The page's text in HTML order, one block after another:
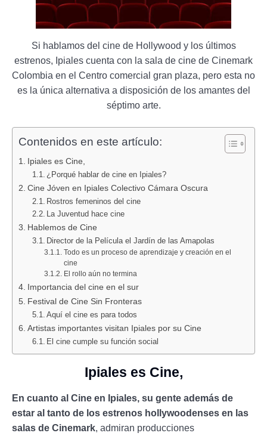
Si hablamos del cine de Hollywood y los últimos
estrenos, Ipiales cuenta con la sala de cine de Cinemark
Colombia en el Centro comercial gran plaza, pero esta no
es la única alternativa a disposición de los amantes del
séptimo arte.
Contenidos en este artículo:
Ipiales es Cine,
¿Porqué hablar de cine en Ipiales?
Cine Jóven en Ipiales Colectivo Cámara Oscura
Rostros femeninos del cine
La Juventud hace cine
Hablemos de Cine
Director de la Película el Jardín de las Amapolas
Todo es un proceso de aprendizaje y creación en el
cine
El rollo aún no termina
Importancia del cine en el sur
Festival de Cine Sin Fronteras
Aquí el cine es para todos
Artistas importantes visitan Ipiales por su Cine
El cine cumple su función social
Ipiales es Cine,
En cuanto al Cine en Ipiales, su gente además de
estar al tanto de los estrenos hollywoodenses en las
salas de Cinemark, admiran producciones